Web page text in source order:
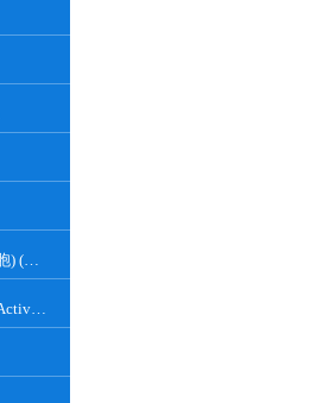
S-180 (小鼠腹水瘤细胞) (种属鉴定正确)
Recombinant Human Active Focal Adhesion Kinase